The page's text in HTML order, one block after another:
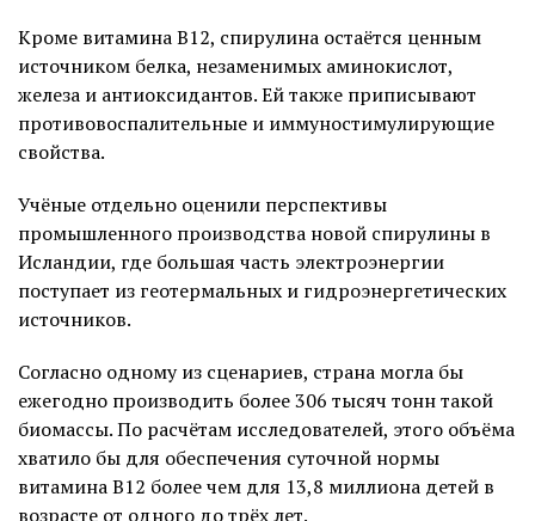
Кроме витамина B12, спирулина остаётся ценным
источником белка, незаменимых аминокислот,
железа и антиоксидантов. Ей также приписывают
противовоспалительные и иммуностимулирующие
свойства.
Учёные отдельно оценили перспективы
промышленного производства новой спирулины в
Исландии, где большая часть электроэнергии
поступает из геотермальных и гидроэнергетических
источников.
Согласно одному из сценариев, страна могла бы
ежегодно производить более 306 тысяч тонн такой
биомассы. По расчётам исследователей, этого объёма
хватило бы для обеспечения суточной нормы
витамина B12 более чем для 13,8 миллиона детей в
возрасте от одного до трёх лет.